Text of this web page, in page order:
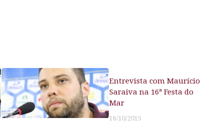
Entrevista com Maurício
Saraiva na 16ª Festa do
Mar
16/10/2015